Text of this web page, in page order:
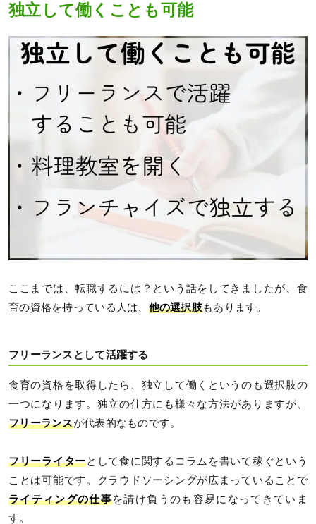
独立して働くことも可能
ここまでは、転職するには？という話をしてきましたが、食
育の資格を持っている人は、 他の選択肢もあります。
フリーランスとして活躍する
食育の資格を取得したら、独立して働くというのも選択肢の
一つになります。独立の仕方にも様々な方法がありますが、
フリーランスが代表的なものです。
フリーライターとして食に関するコラムを書いて稼ぐという
ことは可能です。クラウドソーシングが広まっていることで
ライティングの仕事を請け負うのも容易になってきていま
す。